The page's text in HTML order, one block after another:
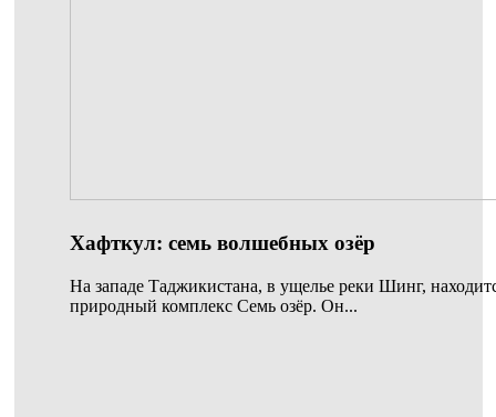
Хафткул: семь волшебных озёр
На западе Таджикистана, в ущелье реки Шинг,
природный комплекс Семь озёр. Он...